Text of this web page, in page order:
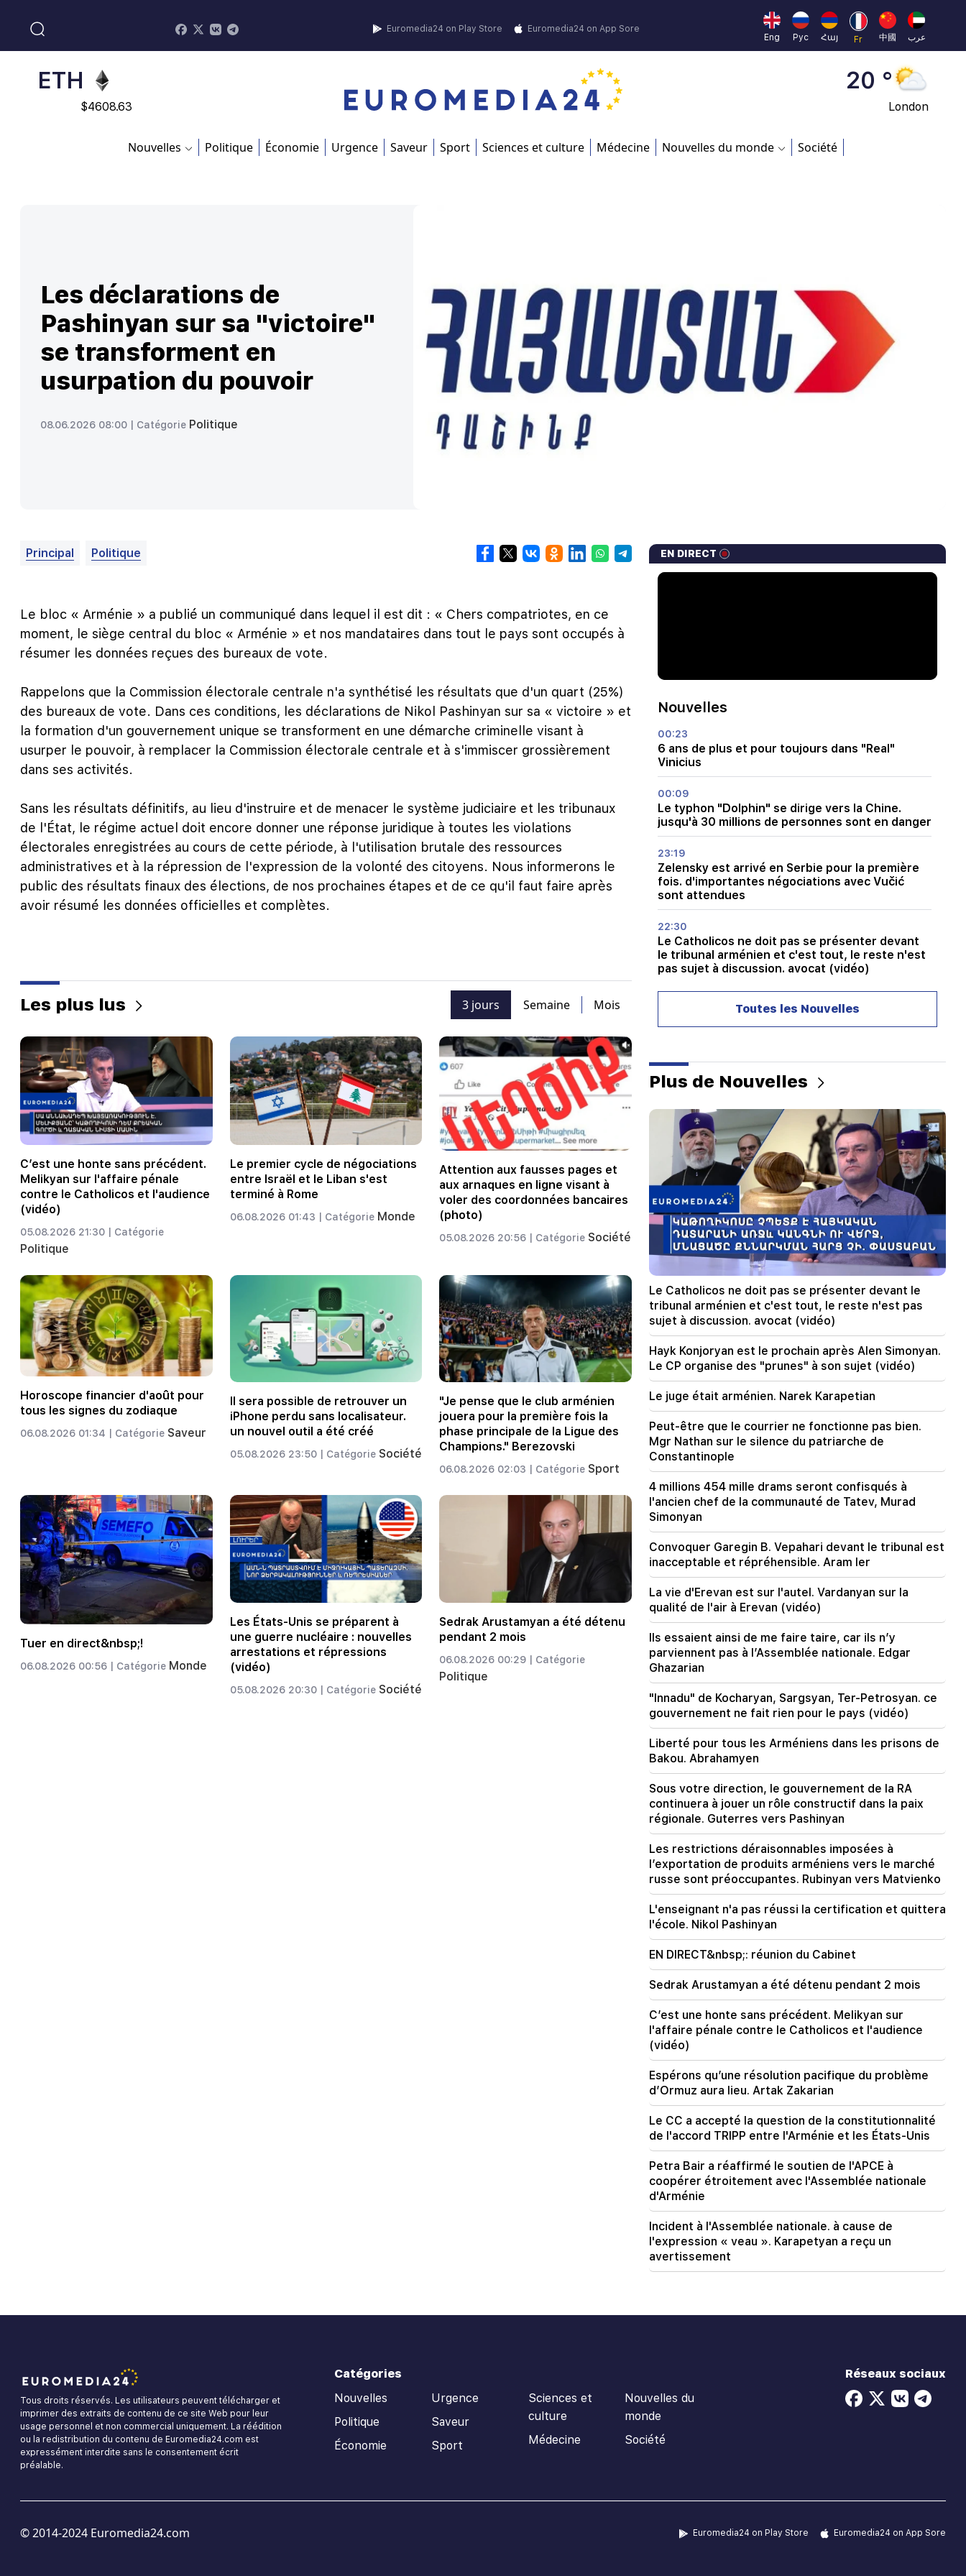
Euromedia24 on Play Store
Euromedia24 on App Sore
Eng
Рус Հայ Fr 中國 عرب ADA
$0.868816
ETH
$4608.63
45 °
Dubai
20 °
London
23 °
Nouvelles Politique Économie Urgence Saveur Sport Sciences et culture Médecine Nouvelles du monde Société
Les déclarations de
Pashinyan sur sa "victoire"
se transforment en
usurpation du pouvoir
08.06.2026 08:00 | Catégorie Politique
Principal Politique
Le bloc « Arménie » a publié un communiqué dans lequel il est dit : « Chers compatriotes, en ce
moment, le siège central du bloc « Arménie » et nos mandataires dans tout le pays sont occupés à
résumer les données reçues des bureaux de vote.
Rappelons que la Commission électorale centrale n'a synthétisé les résultats que d'un quart (25%)
des bureaux de vote. Dans ces conditions, les déclarations de Nikol Pashinyan sur sa « victoire » et
la formation d'un gouvernement unique se transforment en une démarche criminelle visant à
usurper le pouvoir, à remplacer la Commission électorale centrale et à s'immiscer grossièrement
dans ses activités.
Sans les résultats définitifs, au lieu d'instruire et de menacer le système judiciaire et les tribunaux
de l'État, le régime actuel doit encore donner une réponse juridique à toutes les violations
électorales enregistrées au cours de cette période, à l'utilisation brutale des ressources
administratives et à la répression de l'expression de la volonté des citoyens. Nous informerons le
public des résultats finaux des élections, de nos prochaines étapes et de ce qu'il faut faire après
avoir résumé les données officielles et complètes.
Les plus lus 3 jours Semaine Mois
C’est une honte sans précédent.
Melikyan sur l'affaire pénale
contre le Catholicos et l'audience
(vidéo)
05.08.2026 21:30 | Catégorie
Politique
Le premier cycle de négociations
entre Israël et le Liban s'est
terminé à Rome
06.08.2026 01:43 | Catégorie Monde
Attention aux fausses pages et
aux arnaques en ligne visant à
voler des coordonnées bancaires
(photo)
05.08.2026 20:56 | Catégorie Société
Horoscope financier d'août pour
tous les signes du zodiaque
06.08.2026 01:34 | Catégorie Saveur
Il sera possible de retrouver un
iPhone perdu sans localisateur.
un nouvel outil a été créé
05.08.2026 23:50 | Catégorie Société
"Je pense que le club arménien
jouera pour la première fois la
phase principale de la Ligue des
Champions." Berezovski
06.08.2026 02:03 | Catégorie Sport
Tuer en direct&nbsp;!
06.08.2026 00:56 | Catégorie Monde
Les États-Unis se préparent à
une guerre nucléaire : nouvelles
arrestations et répressions
(vidéo)
05.08.2026 20:30 | Catégorie Société
Sedrak Arustamyan a été détenu
pendant 2 mois
06.08.2026 00:29 | Catégorie
Politique
EN DIRECT
Nouvelles
00:23
6 ans de plus et pour toujours dans "Real"
Vinicius
00:09
Le typhon "Dolphin" se dirige vers la Chine.
jusqu'à 30 millions de personnes sont en danger
23:19
Zelensky est arrivé en Serbie pour la première
fois. d'importantes négociations avec Vučić
sont attendues
22:30
Le Catholicos ne doit pas se présenter devant
le tribunal arménien et c'est tout, le reste n'est
pas sujet à discussion. avocat (vidéo)
Les détails sur les victimes de la fusillade dans
une école thaïlandaise sont connus
21:30
Où est passé l’Arménien exigeant ? Karine
Nalchajyan sur la formation de la psyché
21:25
Le détroit d'Ormuz pourrait perdre son
importance stratégique
Hayk Konjoryan est le prochain après Alen
Simonyan. Le CP organise des "prunes" à son
sujet (vidéo)
A partir du 10 août, l'ordre de circulation sur
l'avenue Sayat-Nova va changer
20:00
C'était une fierté indescriptible lorsque l'hymne
national de la RA a été joué à Bakou. Jeanne
Andreassian
19:50
La Russie a abattu le train militaire Iskander. Le
juge dans l'affaire Vehapar s'est récusé (vidéo)
19:38
Le juge était arménien. Narek Karapetian
19:17 Important
Peut-être que le courrier ne fonctionne pas
bien. Mgr Nathan sur le silence du patriarche de
Constantinople
19:01
Aux USA, Facebook et Instagram ont été
condamnés à une amende de 567 millions de
dollars
18:51
Le transfert illégal de 16 millions de roubles
18:30
4 millions 454 mille drams seront confisqués à
l'ancien chef de la communauté de Tatev, Murad
Simonyan
18:19
La Biélorussie n’a pas le système de gestion de
l’URSS. Loukachenko
L’Église arménienne doit être protégée partout,
mais le moyen d’y mettre fin est de changer de
pouvoir. Tigran Abrahamian
09:28
Ils tenteront de gagner le cœur de Sassoon.
"Publication". "Le mendiant n'aura pas de
ventre" d'Araik Harutyunyan ?
Toutes les Nouvelles
Plus de Nouvelles
Le Catholicos ne doit pas se présenter devant le
tribunal arménien et c'est tout, le reste n'est pas
sujet à discussion. avocat (vidéo)
Hayk Konjoryan est le prochain après Alen Simonyan.
Le CP organise des "prunes" à son sujet (vidéo)
Le juge était arménien. Narek Karapetian
Peut-être que le courrier ne fonctionne pas bien.
Mgr Nathan sur le silence du patriarche de
Constantinople
4 millions 454 mille drams seront confisqués à
l'ancien chef de la communauté de Tatev, Murad
Simonyan
Convoquer Garegin B. Vepahari devant le tribunal est
inacceptable et répréhensible. Aram Ier
La vie d'Erevan est sur l'autel. Vardanyan sur la
qualité de l'air à Erevan (vidéo)
Ils essaient ainsi de me faire taire, car ils n’y
parviennent pas à l’Assemblée nationale. Edgar
Ghazarian
"Innadu" de Kocharyan, Sargsyan, Ter-Petrosyan. ce
gouvernement ne fait rien pour le pays (vidéo)
Liberté pour tous les Arméniens dans les prisons de
Bakou. Abrahamyen
Sous votre direction, le gouvernement de la RA
continuera à jouer un rôle constructif dans la paix
régionale. Guterres vers Pashinyan
Les restrictions déraisonnables imposées à
l’exportation de produits arméniens vers le marché
russe sont préoccupantes. Rubinyan vers Matvienko
L'enseignant n'a pas réussi la certification et quittera
l'école. Nikol Pashinyan
EN DIRECT&nbsp;: réunion du Cabinet
Sedrak Arustamyan a été détenu pendant 2 mois
C’est une honte sans précédent. Melikyan sur
l'affaire pénale contre le Catholicos et l'audience
(vidéo)
Espérons qu’une résolution pacifique du problème
d’Ormuz aura lieu. Artak Zakarian
Le CC a accepté la question de la constitutionnalité
de l'accord TRIPP entre l'Arménie et les États-Unis
Petra Bair a réaffirmé le soutien de l'APCE à
coopérer étroitement avec l'Assemblée nationale
d'Arménie
Incident à l'Assemblée nationale. à cause de
l'expression « veau ». Karapetyan a reçu un
avertissement
Tous droits réservés. Les utilisateurs peuvent télécharger et
imprimer des extraits de contenu de ce site Web pour leur
usage personnel et non commercial uniquement. La réédition
ou la redistribution du contenu de Euromedia24.com est
expressément interdite sans le consentement écrit
préalable.
Catégories
Nouvelles
Politique
Économie
Urgence
Saveur
Sport
Sciences et
culture
Médecine
Nouvelles du
monde
Société
Réseaux sociaux
© 2014-2024 Euromedia24.com Euromedia24 on Play Store Euromedia24 on App Sore